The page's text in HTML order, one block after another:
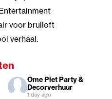
voor bruiloft
verhaal.
Ome Piet Party &
Decorverhuur
1 day ago